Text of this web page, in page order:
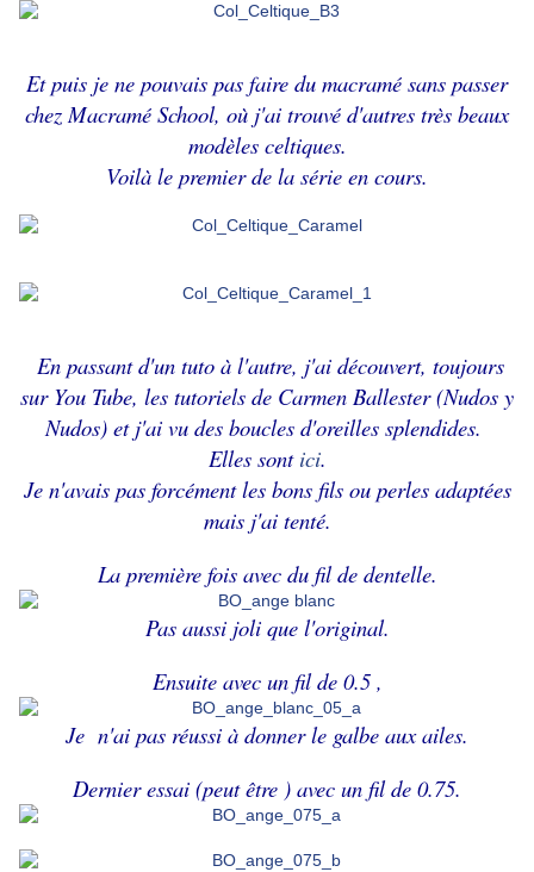
Et puis je ne pouvais pas faire du macramé sans passer
chez Macramé School, où j'ai trouvé d'autres très beaux
modèles celtiques.
Voilà le premier de la série en cours.
En passant d'un tuto à l'autre, j'ai découvert, toujours
sur You Tube, les tutoriels de Carmen Ballester (Nudos y
Nudos) et j'ai vu des boucles d'oreilles splendides.
Elles sont ici.
Je n'avais pas forcément les bons fils ou perles adaptées
mais j'ai tenté.
La première fois avec du fil de dentelle.
Pas aussi joli que l'original.
Ensuite avec un fil de 0.5 ,
Je n'ai pas réussi à donner le galbe aux ailes.
Dernier essai (peut être ) avec un fil de 0.75.